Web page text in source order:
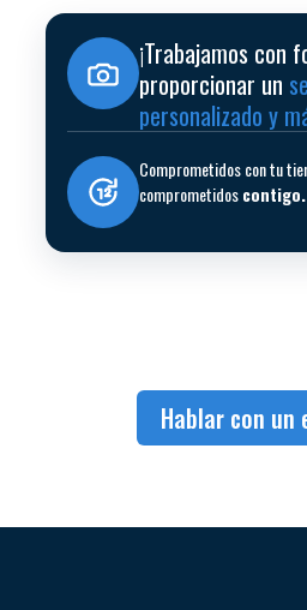
¡Trabajamos con
proporcionar un
personalizado y
Comprometidos con tu
comprometidoscontigo.
Hablar con un